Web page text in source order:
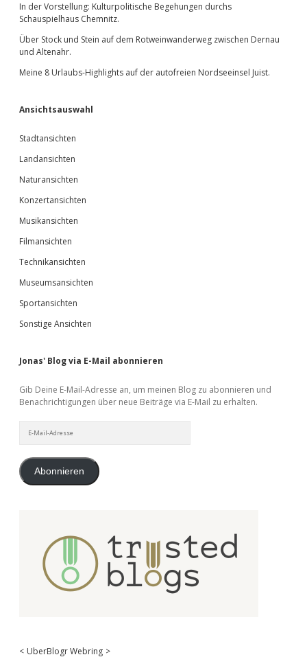
In der Vorstellung: Kulturpolitische Begehungen durchs
Schauspielhaus Chemnitz.
Über Stock und Stein auf dem Rotweinwanderweg zwischen Dernau
und Altenahr.
Meine 8 Urlaubs-Highlights auf der autofreien Nordseeinsel Juist.
Ansichtsauswahl
Stadtansichten
Landansichten
Naturansichten
Konzertansichten
Musikansichten
Filmansichten
Technikansichten
Museumsansichten
Sportansichten
Sonstige Ansichten
Jonas' Blog via E-Mail abonnieren
Gib Deine E-Mail-Adresse an, um meinen Blog zu abonnieren und
Benachrichtigungen über neue Beiträge via E-Mail zu erhalten.
Mail-
Abonnieren
< UberBlogr Webring >